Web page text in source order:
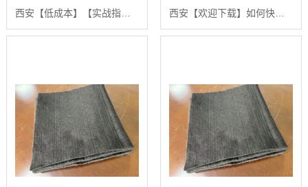
西安【低成本】【实战指南】如何高效获取和筛选高质量“防火棉新闻”的权威信息【什么意思?】 西安【欢迎下载】如何快速掌握防火棉新闻的发布与传播策略：2024年更佳实践指南【怎么样?】